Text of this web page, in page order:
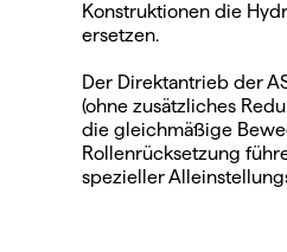
Konstruktionen die
ersetzen.
Der Direktantrieb der
(ohne zusätzliches
die gleichmäßige
Rollenrücksetzung
spezieller